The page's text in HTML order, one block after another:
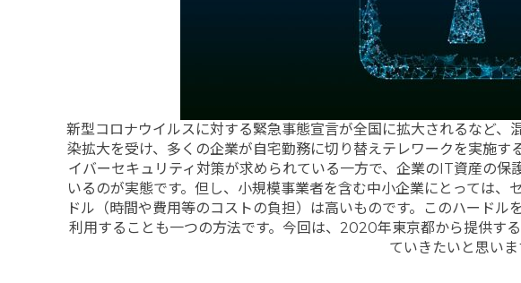
新型コロナウイルスに対する緊急事態宣言が全国に拡大されるなど
染拡大を受け、多くの企業が自宅勤務に切り替えテレワークを実施
イバーセキュリティ対策が求められている一方で、企業のIT資産の保
いるのが実態です。但し、小規模事業者を含む中小企業にとっては、
ドル（時間や費用等のコストの負担）は高いものです。このハード
利用することも一つの方法です。今回は、2020年東京都から提供す
ていきたいと思いま